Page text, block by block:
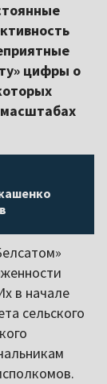
цифры о
в начале
сельского